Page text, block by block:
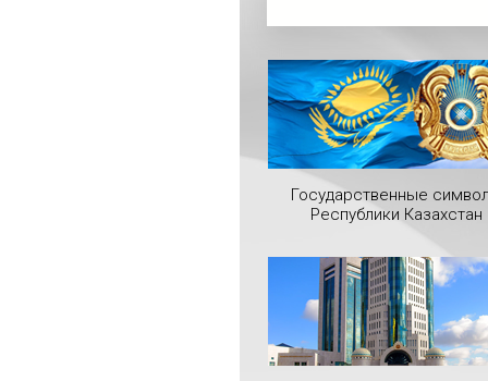
Государственные
Республики Казахстан